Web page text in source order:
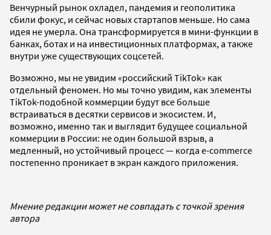
Венчурный рынок охладел, пандемия и геополитика
сбили фокус, и сейчас новых стартапов меньше. Но сама
идея не умерла. Она трансформируется в мини-функции в
банках, ботах и на инвестиционных платформах, а также
внутри уже существующих соцсетей.
Возможно, мы не увидим «российский TikTok» как
отдельный феномен. Но мы точно увидим, как элементы
TikTok-подобной коммерции будут все больше
встраиваться в десятки сервисов и экосистем. И,
возможно, именно так и выглядит будущее социальной
коммерции в России: не один большой взрыв, а
медленный, но устойчивый процесс — когда e-commerce
постепенно проникает в экран каждого приложения.
Мнение редакции может не совпадать с точкой зрения
автора